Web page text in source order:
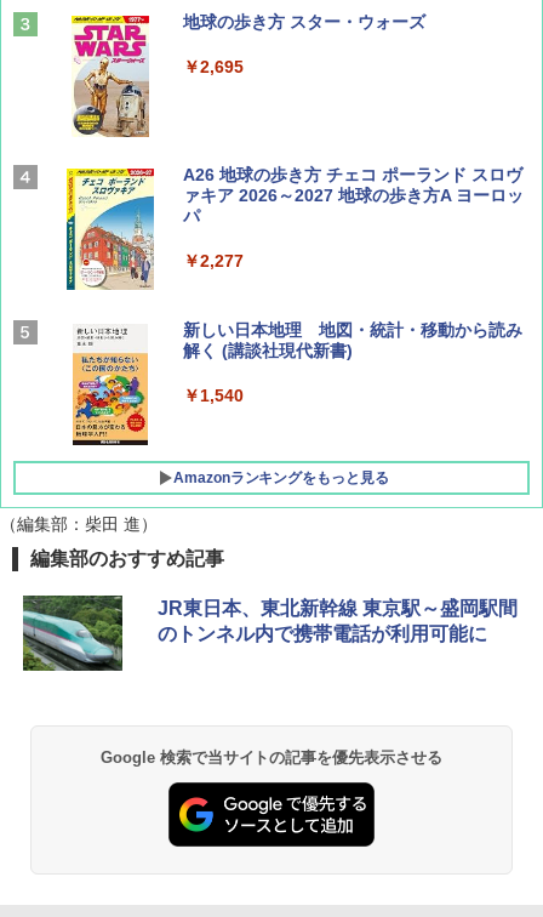
山と溪谷 2026年8月号「南アルプス大全」
￥1,540
Coyote No.89 特集 星野道夫 夢見る旅
￥1,540
AIRLINE（エアライン）2026年9月号【特
集】ボーイング110周年を祝して！
￥1,760
地球の歩き方 スター・ウォーズ
￥2,695
A26 地球の歩き方 チェコ ポーランド スロヴ
ァキア 2026～2027 地球の歩き方A ヨーロッ
パ
￥2,277
新しい日本地理 地図・統計・移動から読み
解く (講談社現代新書)
￥1,540
Amazonランキングをもっと見る
プテント 傘みたいに広げて畳める パッとサ
ッとサンシェード キューブ フルクローズ メ
ッシュ 簡単設置 ワンタッチテント キャンプ
ト プライバシー テント 【中が透けない】 1
人用 折りたたみ 防災グッズ 災害用トイレ ビ
ーチ ピクニック ポップアップテント 携帯 簡
-08EX カーキ ソロキャンプ ポリエステル フ
レーム テント
GRANDOOR ステンレス保冷剤 2個セット 2
026リニューアル 急速冷凍 空間倍増 衛生的
￥2,980
（編集部：柴田 進）
編集部のおすすめ記事
JR東日本、東北新幹線 東京駅～盛岡駅間
のトンネル内で携帯電話が利用可能に
Google 検索で当サイトの記事を優先表示させる